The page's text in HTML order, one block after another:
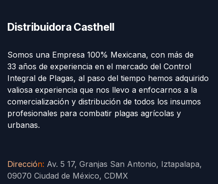
Distribuidora Casthell
Somos una Empresa 100% Mexicana, con más de
33 años de experiencia en el mercado del Control
Integral de Plagas, al paso del tiempo hemos adquirido
valiosa experiencia que nos llevo a enfocarnos a la
comercialización y distribución de todos los insumos
profesionales para combatir plagas agrícolas y
urbanas.
Dirección: Av. 5 17, Granjas San Antonio, Iztapalapa,
09070 Ciudad de México, CDMX